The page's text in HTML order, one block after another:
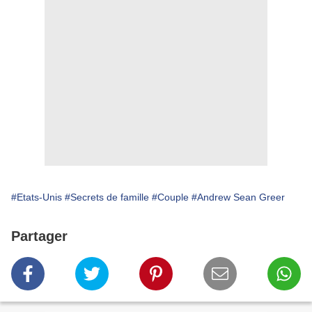
#Etats-Unis #Secrets de famille #Couple #Andrew Sean Greer
Partager